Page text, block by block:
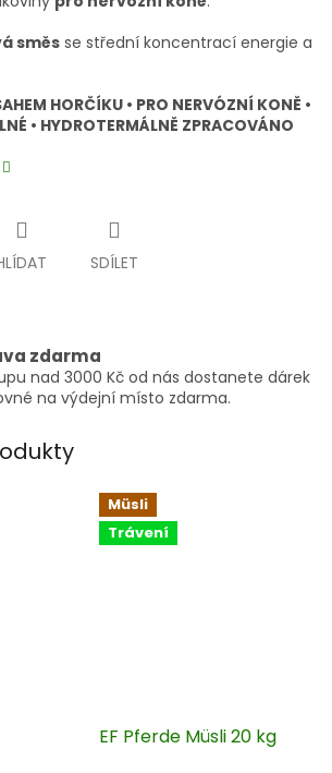
směs se střední koncentrací energie a
HORČÍKU • PRO NERVÓZNÍ KONĚ •
• HYDROTERMÁLNĚ ZPRACOVÁNO
SDÍLET
zdarma
nad 3000 Kč od nás dostanete dárek
na výdejní místo zdarma.
Müsli
Trávení
EF Pferde Müsli 20 kg